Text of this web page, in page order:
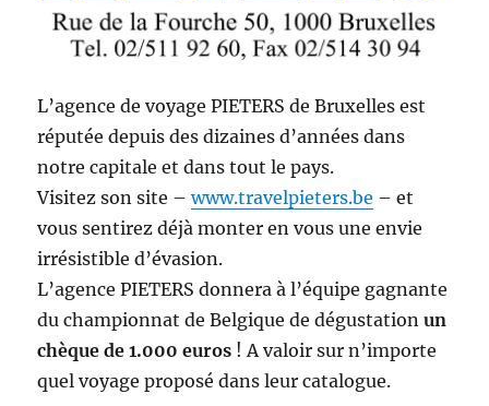
L’agence de voyage PIETERS de Bruxelles est
réputée depuis des dizaines d’années dans
notre capitale et dans tout le pays.
Visitez son site –www.travelpieters.be – et
vous sentirez déjà monter en vous une envie
irrésistible d’évasion.
L’agence PIETERS donnera à l’équipe gagnante
du championnat de Belgique de dégustationun
chèque de 1.000 euros ! A valoir sur n’importe
quel voyage proposé dans leur catalogue.